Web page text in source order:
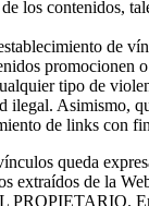
los contenidos,
de
promocionen
tipo de
ilegal. Asimismo,
de links con
queda
extraídos de la
PROPIETARIO.